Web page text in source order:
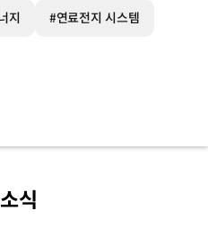
지 #연료전지 시스템
식